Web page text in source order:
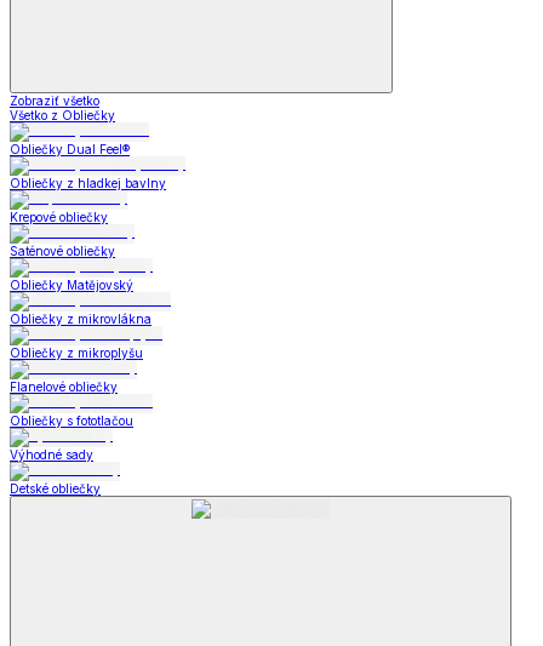
Zobraziť všetko
Všetko z Obliečky
Obliečky Dual Feel®
Obliečky z hladkej bavlny
Krepové obliečky
Saténové obliečky
Obliečky Matějovský
Obliečky z mikrovlákna
Obliečky z mikroplyšu
Flanelové obliečky
Obliečky s fototlačou
Výhodné sady
Detské obliečky